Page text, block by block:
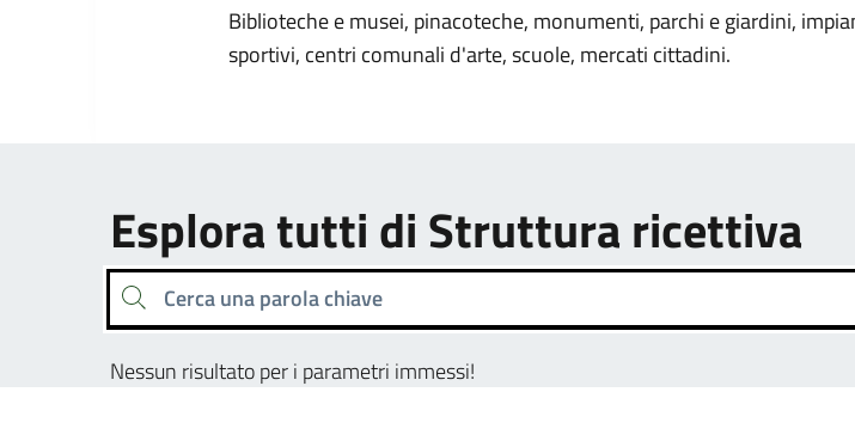
Biblioteche e musei, pinacoteche, monumenti, parchi e giardini,
sportivi, centri comunali d'arte, scuole, mercati cittadini.
Esplora tutti di Struttura ricettiva
Cerca una parola chiave
Nessun risultato per i parametri immessi!